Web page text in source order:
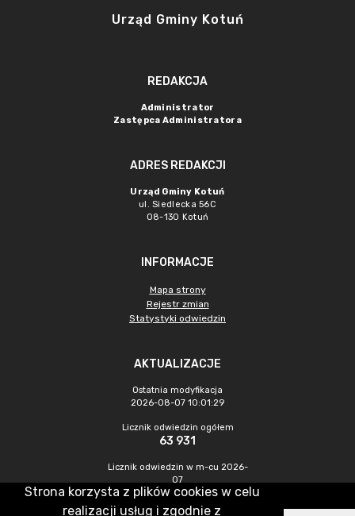
Urząd Gminy Kotuń
REDAKCJA
Administrator
Zastępca Administratora
ADRES REDAKCJI
Urząd Gminy Kotuń
ul. Siedlecka 56C
08-130 Kotuń
INFORMACJE
Mapa strony
Rejestr zmian
Statystyki odwiedzin
AKTUALIZACJE
Ostatnia modyfikacja
2026-08-07 10:01:29
Licznik odwiedzin ogółem
63 931
Licznik odwiedzin w m-cu 2026-
07
1 045
Strona korzysta z plików cookies w celu
realizacji usług i zgodnie z